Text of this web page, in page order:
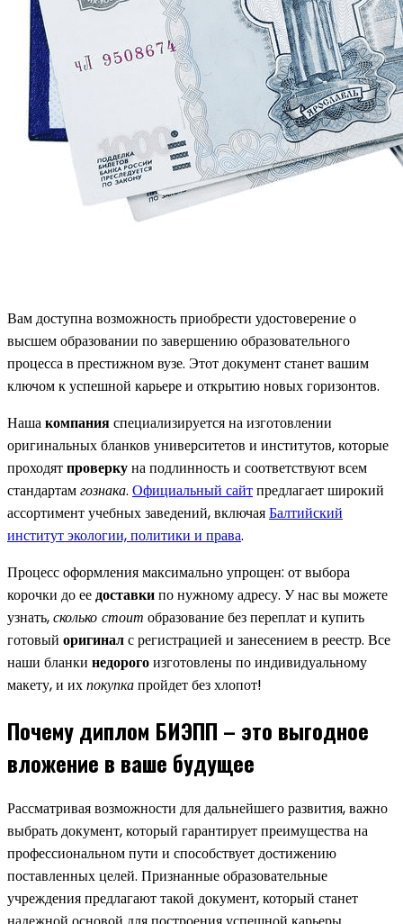
Вам доступна возможность приобрести удостоверение о
высшем образовании по завершению образовательного
процесса в престижном вузе. Этот документ станет вашим
ключом к успешной карьере и открытию новых горизонтов.
Нашакомпанияспециализируется на изготовлении
оригинальных бланков университетов и институтов, которые
проходятпроверкуна подлинность и соответствуют всем
стандартамгознака. Официальный сайтпредлагает широкий
ассортимент учебных заведений, включаяБалтийский
институт экологии, политики и права.
Процесс оформления максимально упрощен: от выбора
корочки до еедоставкипо нужному адресу. У нас вы можете
узнать,сколько стоит образование без переплат и купить
готовый оригиналс регистрацией и занесением в реестр. Все
наши бланки недорогоизготовлены по индивидуальному
макету, и ихпокупкапройдет без хлопот!
Почему диплом БИЭПП – это выгодное
вложение в ваше будущее
Рассматривая возможности для дальнейшего развития, важно
выбрать документ, который гарантирует преимущества на
профессиональном пути и способствует достижению
поставленных целей. Признанные образовательные
учреждения предлагают такой документ, который станет